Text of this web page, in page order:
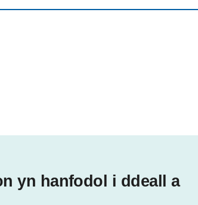
yn hanfodol i ddeall a